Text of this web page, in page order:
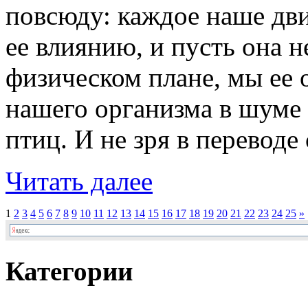
повсюду: каждое наше
ее влиянию, и пусть она
физическом плане, мы
нашего организма в
птиц. И не зря в переводе
Читать далее
1 2 3 4 5 6 7 8 9 10 11 12 13 14 15 16 17 18 19 20 21 22 23 24 25 »
Категории